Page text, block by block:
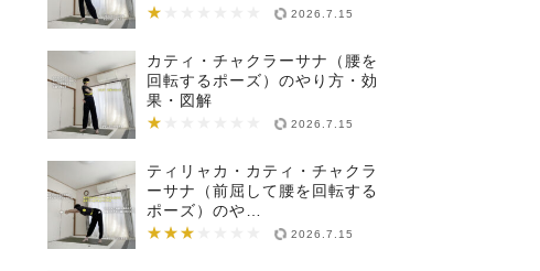
★
★★★★★★★ 2026.7.15
カティ・チャクラーサナ（腰を
回転するポーズ）のやり方・効
果・図解
★
★★★★★★★ 2026.7.15
ティリャカ・カティ・チャクラ
ーサナ（前屈して腰を回転する
ポーズ）のや…
★★★
★★★★★★★ 2026.7.15